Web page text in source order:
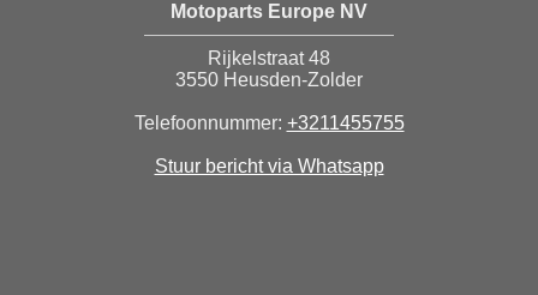
Motoparts Europe NV
Rijkelstraat 48
3550 Heusden-Zolder
Telefoonnummer: +3211455755
Stuur bericht via Whatsapp